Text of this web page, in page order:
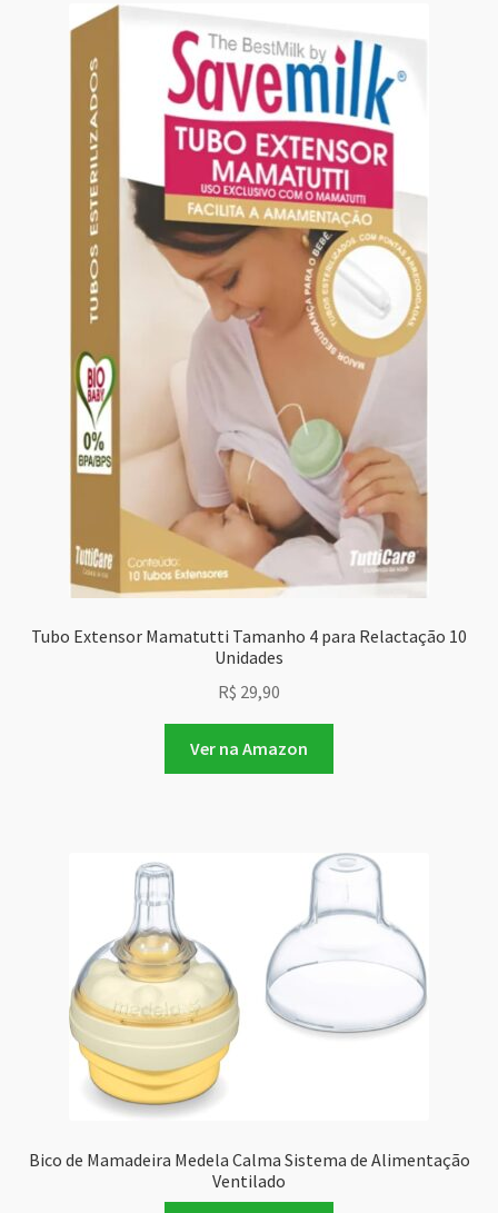
Tubo Extensor Mamatutti Tamanho 4 para Relactação 10
Unidades
R$ 29,90
Ver na Amazon
Bico de Mamadeira Medela Calma Sistema de Alimentação
Ventilado